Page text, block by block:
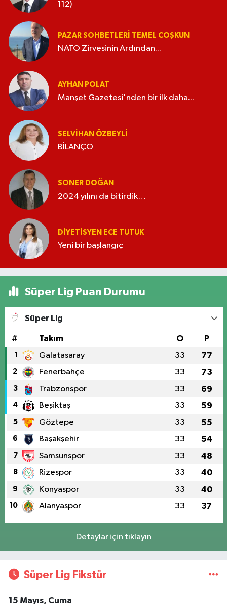
112)
PAZAR SOHBETLERI TEMEL COŞKUN
NATO Zirvesinin Ardından...
AYHAN POLAT
Manşet Gazetesi'nden bir ilk daha...
SELVIHAN ÖZBEYLI
BİLANÇO
SONER DOĞAN
2024 yılını da bitirdik…
DIYETISYEN ECE TUTUK
Yeni bir başlangıç
Süper Lig Puan Durumu
Süper Lig
# Takım O P
1 Galatasaray 33 77
2 Fenerbahçe 33 73
3 Trabzonspor 33 69
4 Beşiktaş 33 59
5 Göztepe 33 55
6 Başakşehir 33 54
7 Samsunspor 33 48
8 Rizespor 33 40
9 Konyaspor 33 40
10 Alanyaspor 33 37
Detaylar için tıklayın
Süper Lig Fikstür
15 Mayıs, Cuma